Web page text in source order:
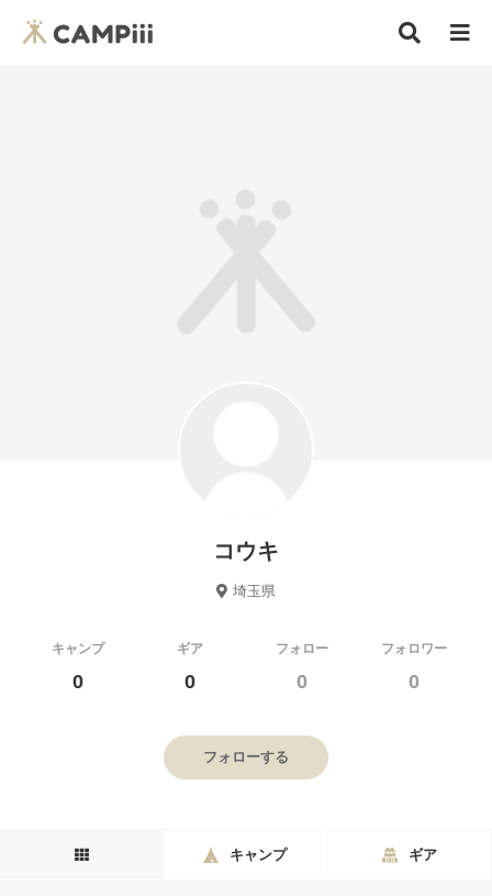
コウキ
埼玉県
キャンプ
0
ギア
0
フォロー
0
フォロワー
0
フォローする
キャンプ ギア